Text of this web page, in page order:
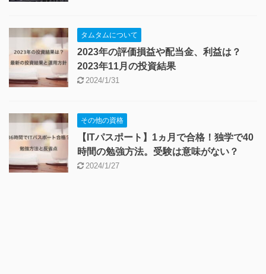
タムタムについて
2023年の評価損益や配当金、利益は？
2023年11月の投資結果
2024/1/31
その他の資格
【ITパスポート】1ヵ月で合格！独学で40
時間の勉強方法。受験は意味がない？
2024/1/27